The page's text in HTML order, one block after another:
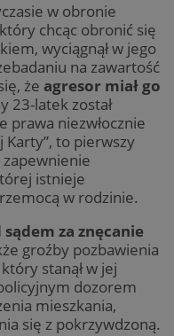
w obronie
chcąc obronić się
wyciągnął w jego
na zawartość
że agresor miał go
23-latek został
prawa niezwłocznie
to pierwszy
zapewnienie
istnieje
w rodzinie.
za znęcanie
groźby pozbawienia
stanął w jej
dozorem
mieszkania,
się z pokrzywdzoną.